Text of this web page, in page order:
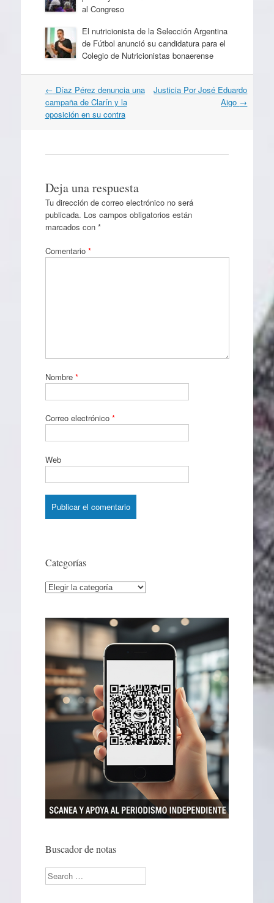
al Congreso
El nutricionista de la Selección Argentina
de Fútbol anunció su candidatura para el
Colegio de Nutricionistas bonaerense
Navegación
por
artículos
← Díaz Pérez denuncia una
campaña de Clarín y la
oposición en su contra
Justicia Por José Eduardo
Aigo →
Deja una respuesta
Tu dirección de correo electrónico no será
publicada. Los campos obligatorios están
marcados con *
Comentario *
Nombre *
Correo electrónico *
Web
Categorías
Categorías
Buscador de notas
Search